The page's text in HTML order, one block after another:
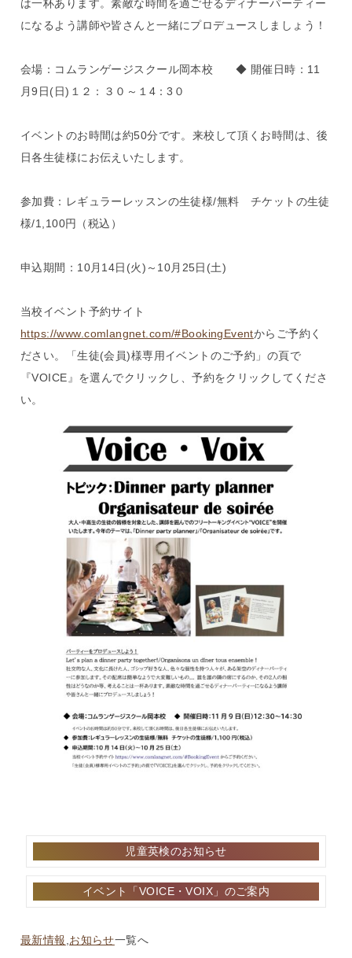
は一杯あります。素敵な時間を過ごせるディナーパーティー
になるよう講師や皆さんと一緒にプロデュースしましょう！
会場：コムランゲージスクール岡本校 ◆ 開催日時：11
月9日(日)１２：３０～１4：3０
イベントのお時間は約50分です。来校して頂くお時間は、後
日各生徒様にお伝えいたします。
参加費：レギュラーレッスンの生徒様/無料 チケットの生徒
様/1,100円（税込）
申込期間：10月14日(火)～10月25日(土)
当校イベント予約サイト
https://www.comlangnet.com/#BookingEventからご予約く
ださい。「生徒(会員)様専用イベントのご予約」の頁で
『VOICE』を選んでクリックし、予約をクリックしてくださ
い。
投
稿
ナ
ビ
ー
シ
児童英検のお知らせ
イベント「VOICE・VOIX」のご案内
最新情報 お知らせ一覧へ